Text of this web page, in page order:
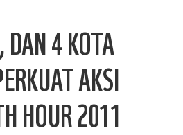
4 KOTA
AKSI
HOUR 2011